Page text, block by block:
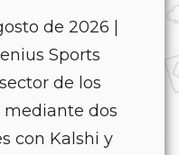
de 2026 |
Sports
de los
dos
con Kalshi y